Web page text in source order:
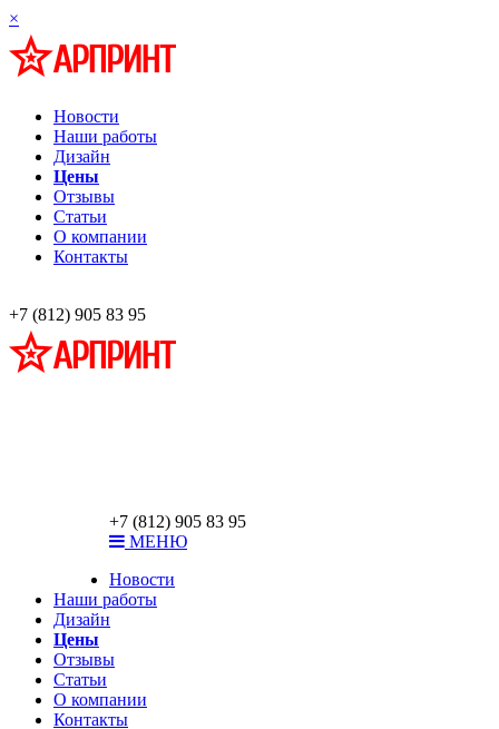
×
Новости
Наши работы
Дизайн
Цены
Отзывы
Статьи
О компании
Контакты
+7 (812) 905 83 95
+7 (812) 905 83 95
МЕНЮ
Новости
Наши работы
Дизайн
Цены
Отзывы
Статьи
О компании
Контакты